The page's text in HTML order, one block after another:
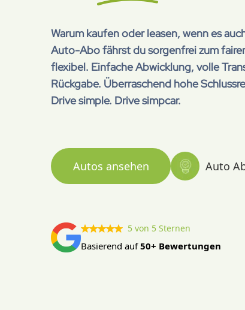
Warum kaufen oder leasen, wenn es
Auto-Abo fährst du sorgenfrei zum
flexibel. Einfache Abwicklung, volle
Rückgabe. Überraschend hohe
Drive simple. Drive simpcar.
Autos ansehen Auto
5 von 5 Sternen
Basierend auf50+ Bewertungen